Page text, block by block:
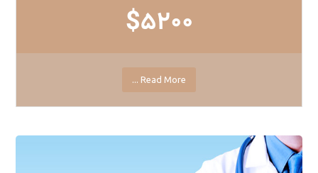
$5200
Read More ...